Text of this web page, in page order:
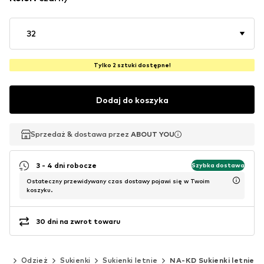
32
Tylko 2 sztuki dostępne!
Dodaj do koszyka
Sprzedaż & dostawa przez ABOUT YOU
Sprzedaż & dostawa przez ABOUT YOU
3 - 4 dni robocze Szybka dostawa
Ostateczny przewidywany czas dostawy pojawi się w Twoim
koszyku.
30 dni na zwrot towaru
Odzież Sukienki Sukienki letnie NA-KD Sukienki letnie